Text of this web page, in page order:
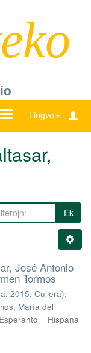
Lingvo
Ŝanĝu
Ek
José Antonio
Tormos
2015. Cullera);
María del
= Hispana